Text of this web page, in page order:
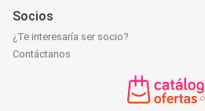
Socios
¿Te interesaría ser socio?
Contáctanos